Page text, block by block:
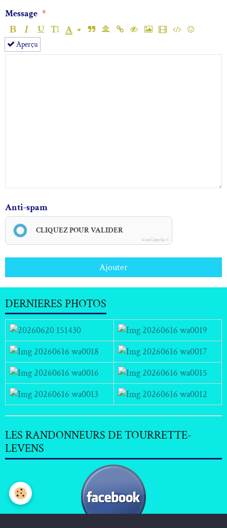
Message
Aperçu
Anti-spam
CLIQUEZ POUR VALIDER
IconCaptcha ©
Ajouter
DERNIERES PHOTOS
LES RANDONNEURS DE TOURRETTE-
LEVENS